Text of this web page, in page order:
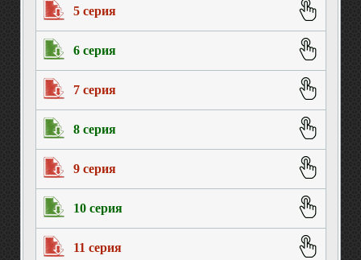
5 серия
6 серия
7 серия
8 серия
9 серия
10 серия
11 серия